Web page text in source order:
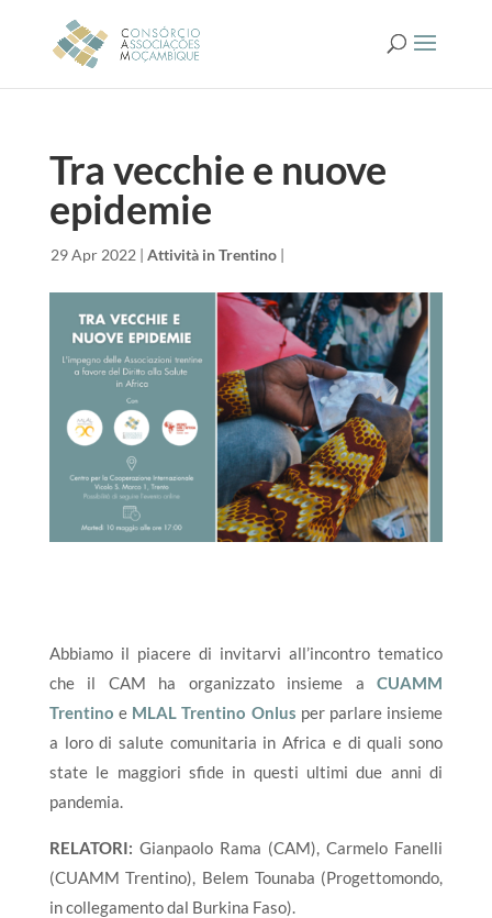
Tra vecchie e nuove
epidemie
29 Apr 2022 | Attività in Trentino|
Abbiamo il piacere di invitarvi all’incontro tematico
che il CAM ha organizzato insieme aCUAMM
Trentino e MLAL Trentino Onlus per parlare insieme
a loro di salute comunitaria in Africa e di quali sono
state le maggiori sfide in questi ultimi due anni di
pandemia.
RELATORI: Gianpaolo Rama (CAM), Carmelo Fanelli
(CUAMM Trentino), Belem Tounaba (Progettomondo,
in collegamento dal Burkina Faso).